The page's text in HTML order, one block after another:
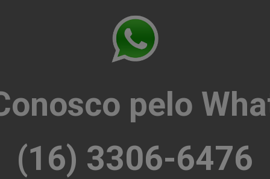
pelo
(16) 3306-6476